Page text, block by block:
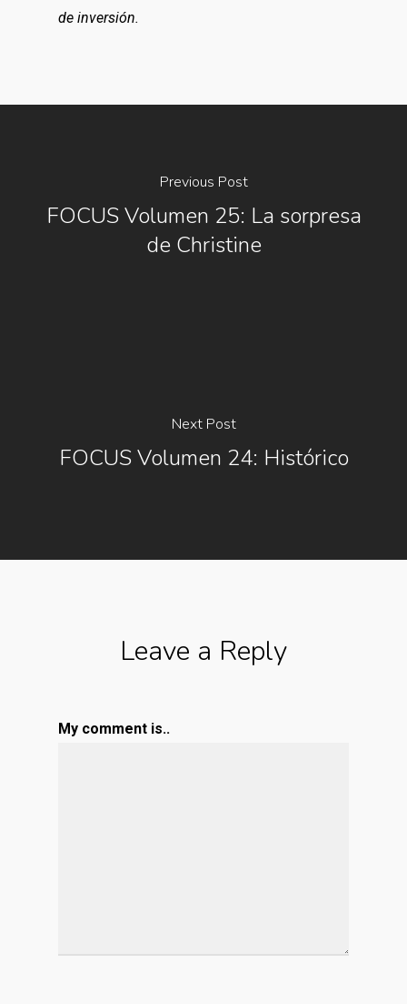
de inversión.
Previous Post
FOCUS Volumen 25: La sorpresa
de Christine
Next Post
FOCUS Volumen 24: Histórico
Leave a Reply
My comment is..